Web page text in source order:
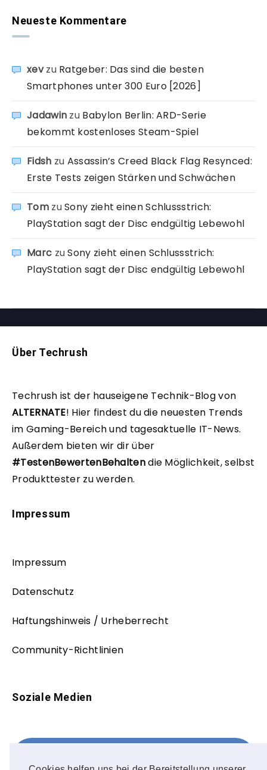
Neueste Kommentare
xevzu Ratgeber: Das sind die besten
Smartphones unter 300 Euro [2026]
Jadawin zu Babylon Berlin: ARD-Serie
bekommt kostenloses Steam-Spiel
Fidsh zu Assassin’s Creed Black Flag Resynced:
Erste Tests zeigen Stärken und Schwächen
TomzuSony zieht einen Schlussstrich:
PlayStation sagt der Disc endgültig Lebewohl
Marc zuSony zieht einen Schlussstrich:
PlayStation sagt der Disc endgültig Lebewohl
Über Techrush
Techrush ist der hauseigene Technik-Blog von
ALTERNATE! Hier findest du die neuesten Trends
im Gaming-Bereich und tagesaktuelle IT-News.
Außerdem bieten wir dir über
#TestenBewertenBehaltendie Möglichkeit, selbst
Produkttester zu werden.
Impressum
Impressum
Datenschutz
Haftungshinweis / Urheberrecht
Community-Richtlinien
Soziale Medien
FOLLOW ME!